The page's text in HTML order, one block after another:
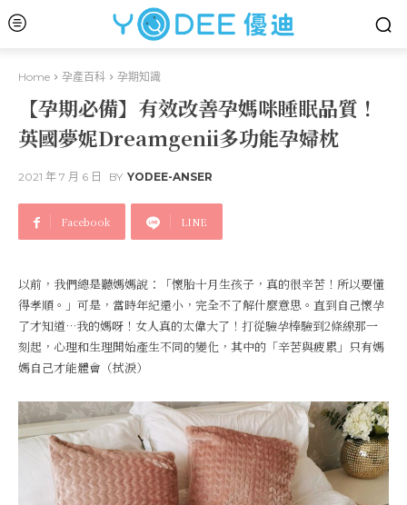
Home 孕產百科 孕期知識
【孕期必備】有效改善孕媽咪睡眠品質！
英國夢妮Dreamgenii多功能孕婦枕
2021 年 7 月 6 日 BY YODEE-ANSER
Facebook LINE
以前，我們總是聽媽媽說：「懷胎十月生孩子，真的很辛苦！所以要懂
得孝順。」可是，當時年紀還小，完全不了解什麼意思。直到自己懷孕
了才知道…我的媽呀！女人真的太偉大了！打從驗孕棒驗到2條線那一
刻起，心理和生理開始產生不同的變化，其中的「辛苦與疲累」只有媽
媽自己才能體會（拭淚）